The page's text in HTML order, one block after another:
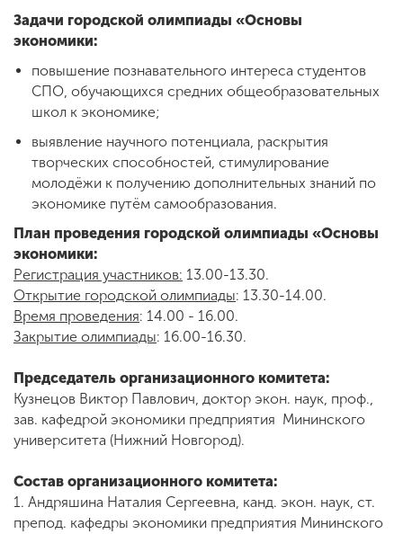
Сведения об
образовательной
организации
ENG
комиссия
+7 (831) 262-26-20
Задачи городской олимпиады «Основы
экономики:
повышение познавательного интереса студентов
СПО, обучающихся средних общеобразовательных
школ к экономике;
выявление научного потенциала, раскрытия
творческих способностей, стимулирование
молодёжи к получению дополнительных знаний по
экономике путём самообразования.
План проведения городской олимпиады «Основы
экономики:
Регистрация участников: 13.00-13.30.
Открытие городской олимпиады: 13.30-14.00.
Время проведения: 14.00 - 16.00.
Закрытие олимпиады: 16.00-16.30.
Председатель организационного комитета:
Кузнецов Виктор Павлович, доктор экон. наук, проф.,
зав. кафедрой экономики предприятия Мининского
университета (Нижний Новгород).
Состав организационного комитета:
1. Андряшина Наталия Сергеевна, канд. экон. наук, ст.
препод. кафедры экономики предприятия Мининского